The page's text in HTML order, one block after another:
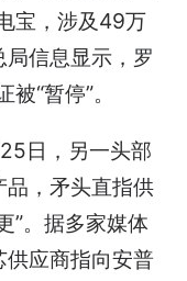
宝，涉及49万
信息显示，罗
“暂停”。
日，另一头部
品，矛头直指供
”。据多家媒体
应商指向安普